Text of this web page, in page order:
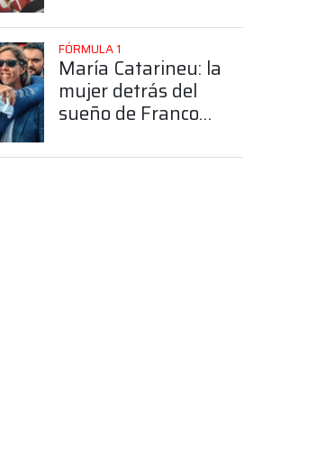
FÓRMULA 1
María Catarineu: la
mujer detrás del
sueño de Franco
Fórmula 1